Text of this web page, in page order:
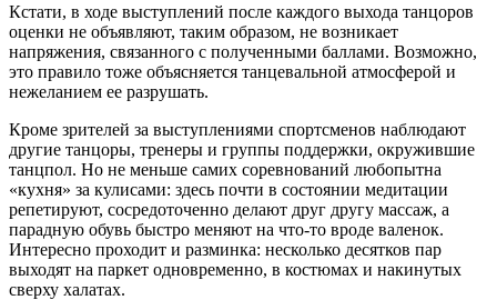
Кстати, в ходе выступлений по­сле каждого выхода танцоров
оцен­ки не объявляют, таким образом, не возникает
напряжения, связанного с полученными баллами. Возможно,
это правило тоже объясняется тан­цевальной атмосферой и
нежелани­ем ее разрушать.
Кроме зрителей за выступлени­ями спортсменов наблюдают
дру­гие танцоры, тренеры и группы под­держки, окружившие
танцпол. Но не меньше самих соревнований лю­бопытна
«кухня» за кулисами: здесь почти в состоянии медитации
репе­тируют, сосредоточенно делают друг другу массаж, а
парадную обувь бы­стро меняют на что-то вроде вале­нок.
Интересно проходит и размин­ка: несколько десятков пар
выходят на паркет одновременно, в костю­мах и накинутых
сверху халатах.